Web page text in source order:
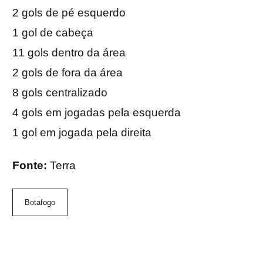
2 gols de pé esquerdo
1 gol de cabeça
11 gols dentro da área
2 gols de fora da área
8 gols centralizado
4 gols em jogadas pela esquerda
1 gol em jogada pela direita
Fonte: Terra
Botafogo